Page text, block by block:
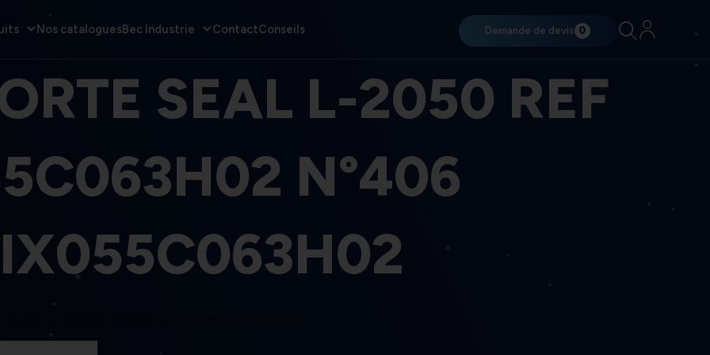
Nos cataloguesBec Industrie ContactConseils Demande de devis 0
SEAL L-2050 REF
N°406